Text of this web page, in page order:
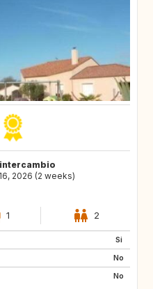
2026 (2 weeks)
1 2
Si
No
No